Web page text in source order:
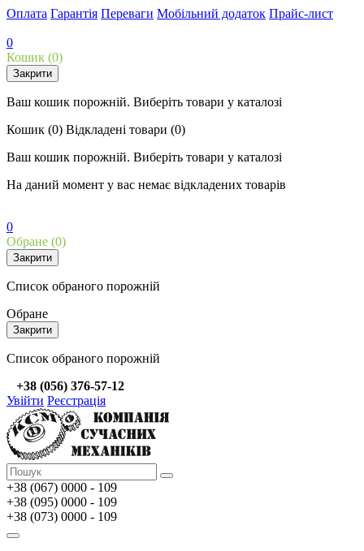
Оплата Гарантія Переваги Мобільний додаток Прайс-лист
0
Кошик (0)
Закрити
Ваш кошик порожній. Виберіть товари у каталозі
Кошик (0) Відкладені товари (0)
Ваш кошик порожній. Виберіть товари у каталозі
На даний момент у вас немає відкладених товарів
0
Обране (0)
Закрити
Список обраного порожній
Обране
Закрити
Список обраного порожній
+38 (056) 376-57-12
Увійти Реєстрація
+38 (067) 0000 - 109
+38 (095) 0000 - 109
+38 (073) 0000 - 109